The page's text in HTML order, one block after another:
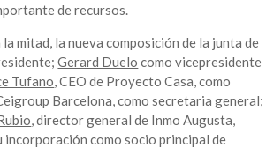
de recursos.
mitad, la nueva composición de la junta de
Gerard Duelo como vicepresidente
Tufano, CEO de Proyecto Casa, como
Barcelona, como secretaria general;
, director general de Inmo Augusta,
incorporación como socio principal de